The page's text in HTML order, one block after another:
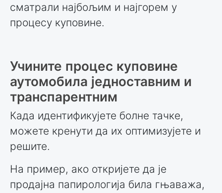
сматрали најбољим и најгорем у
процесу куповине.
Учините процес куповине
аутомобила једноставним и
транспарентним
Када идентификујете болне тачке,
можете кренути да их оптимизујете и
решите.
На пример, ако откријете да је
продајна папирологија била гњаважа,